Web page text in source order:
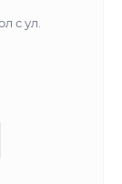
с ул.